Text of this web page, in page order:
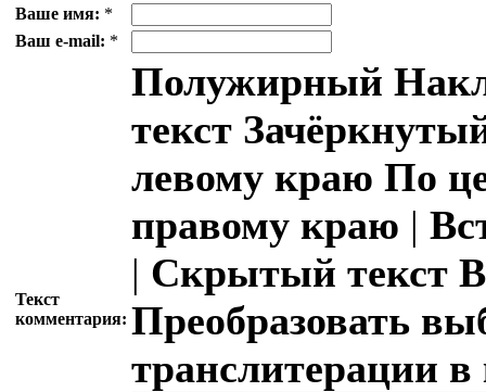
Ваше имя: *
Ваш e-mail: *
Текст
комментария:
Полужирный
текст
левому краю По
правому краю |
| Скрытый текст
Преобразовать
транслитерации